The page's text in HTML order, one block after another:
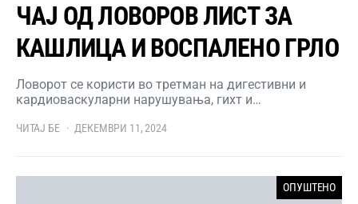
ЧАЈ ОД ЛОВОРОВ ЛИСТ ЗА
КАШЛИЦА И ВОСПАЛЕНО ГРЛО
Ловорот се користи во третман на дигестивни и
кардиоваскуларни нарушувања, гихт и…
ЧИТАЈ БЕ ДЕКЕМВРИ 11, 2024
ОПУШТЕНО